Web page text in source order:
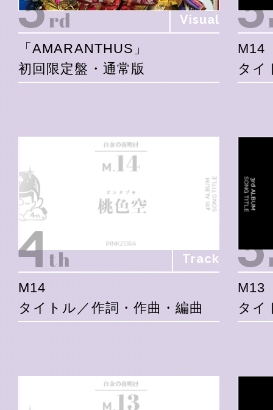
Visual
「AMARANTHUS」
初回限定盤・通常版
M14
タイ
Track
M14
タイトル／作詞・作曲・編曲
M13
タイ